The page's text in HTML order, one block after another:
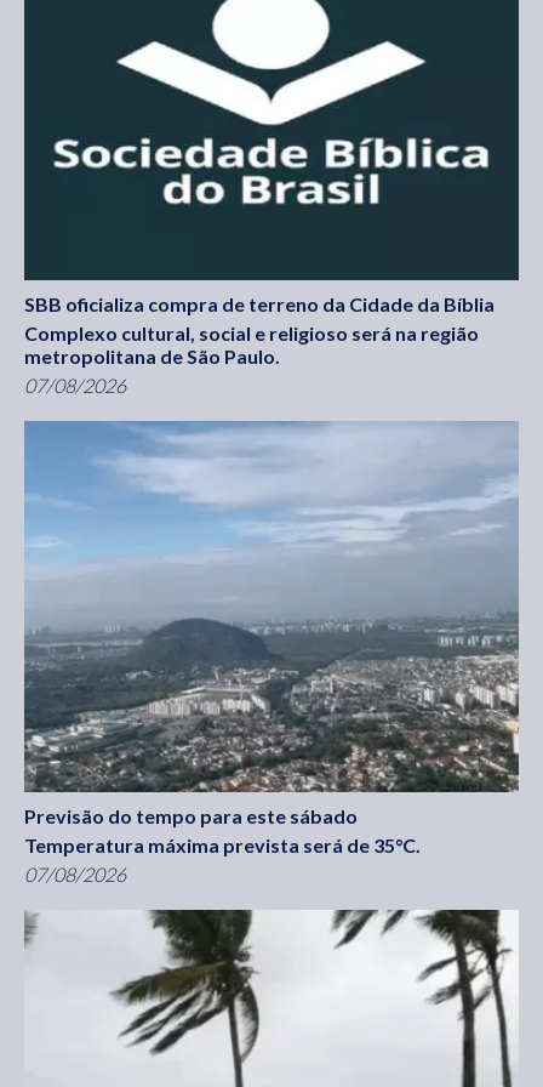
SBB oficializa compra de terreno da Cidade da Bíblia
Complexo cultural, social e religioso será na região
metropolitana de São Paulo.
07/08/2026
Previsão do tempo para este sábado
Temperatura máxima prevista será de 35°C.
07/08/2026